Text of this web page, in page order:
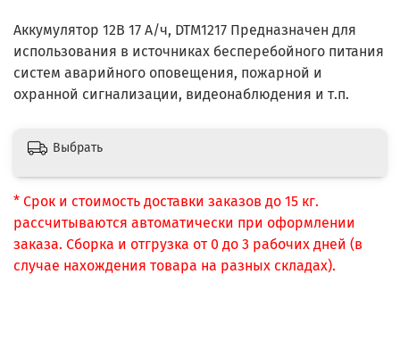
Аккумулятор 12В 17 А/ч, DTM1217 Предназначен для
использования в источниках бесперебойного питания
систем аварийного оповещения, пожарной и
охранной сигнализации, видеонаблюдения и т.п.
Выбрать
* Срок и стоимость доставки заказов до 15 кг.
рассчитываются автоматически при оформлении
заказа. Сборка и отгрузка от 0 до 3 рабочих дней (в
случае нахождения товара на разных складах).